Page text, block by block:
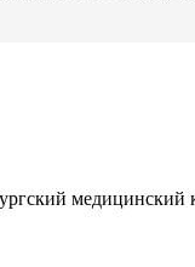
медицинский